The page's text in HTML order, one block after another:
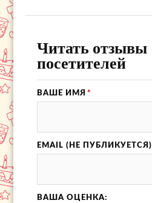
Читать отзывы
посетителей
ВАШЕ ИМЯ *
EMAIL (НЕ ПУБЛИКУЕТСЯ)
ВАША ОЦЕНКА: